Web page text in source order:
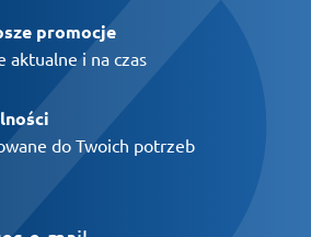
promocje
aktualne i na czas
do Twoich potrzeb